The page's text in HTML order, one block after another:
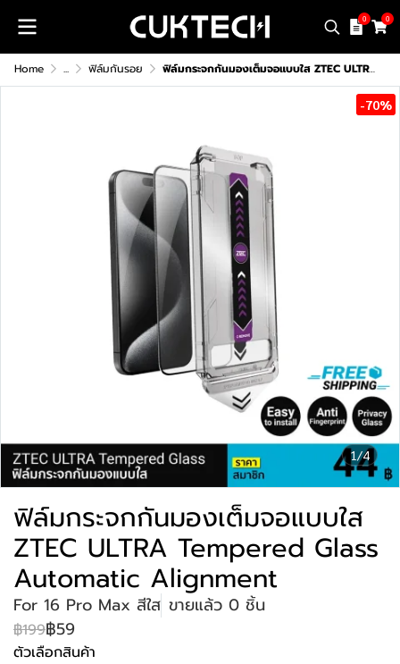
0 0
Home ... ฟิล์มกันรอย ฟิล์มกระจกกันมองเต็มจอแบบใส ZTEC ULTRA Tempered Glass Automatic Alignment
1/4
-70%
ฟิล์มกระจกกันมองเต็มจอแบบใส
ZTEC ULTRA Tempered Glass
Automatic Alignment
For 16 Pro Max สีใส ขายแล้ว 0 ชิ้น
฿199฿59
ตัวเลือกสินค้า